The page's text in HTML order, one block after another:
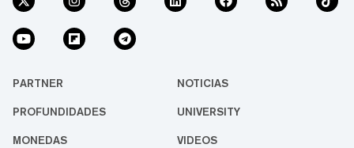
PARTNER NOTICIAS
PROFUNDIDADES UNIVERSITY
MONEDAS VIDEOS